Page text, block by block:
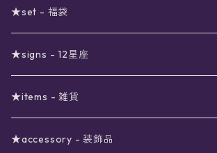
セール
真夜中のSALE
予約限定SALE
〜1000円
〜2000円
〜3000円
★set - 福袋
12星座福袋
星の市福袋
★signs - 12星座
12星座ギフトセット
★items - 雑貨
ステーショナリー
★accessory - 装飾品